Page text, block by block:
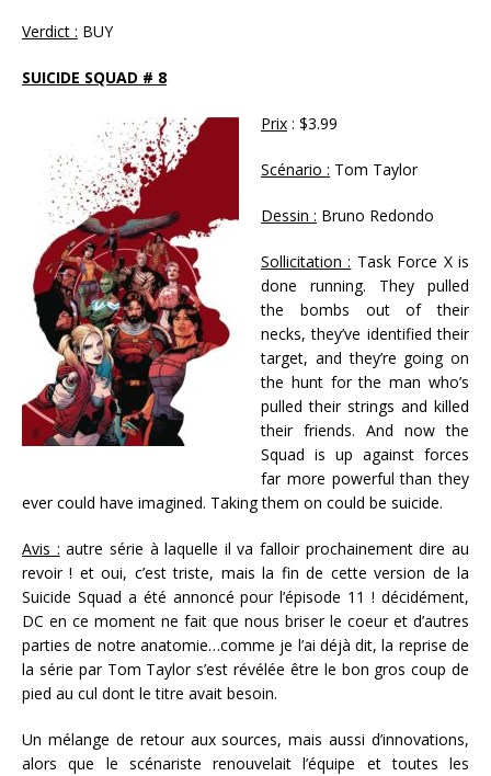
Verdict : BUY
SUICIDE SQUAD # 8
Prix : $3.99
Scénario : Tom Taylor
Dessin : Bruno Redondo
Sollicitation : Task Force X is
done running. They pulled
the bombs out of their
necks, they’ve identified their
target, and they’re going on
the hunt for the man who’s
pulled their strings and killed
their friends. And now the
Squad is up against forces
far more powerful than they
ever could have imagined. Taking them on could be suicide.
Avis : autre série à laquelle il va falloir prochainement dire au
revoir ! et oui, c’est triste, mais la fin de cette version de la
Suicide Squad a été annoncé pour l’épisode 11 ! décidément,
DC en ce moment ne fait que nous briser le coeur et d’autres
parties de notre anatomie…comme je l’ai déjà dit, la reprise de
la série par Tom Taylor s’est révélée être le bon gros coup de
pied au cul dont le titre avait besoin.
Un mélange de retour aux sources, mais aussi d’innovations,
alors que le scénariste renouvelait l’équipe et toutes les